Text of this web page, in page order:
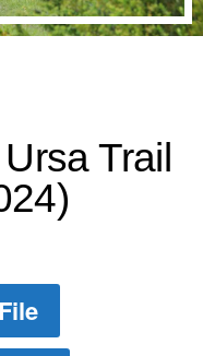
Trail